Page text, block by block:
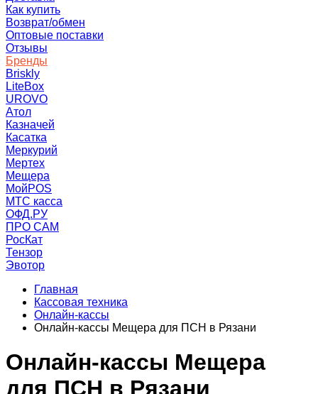
Как купить
Возврат/обмен
Оптовые поставки
Отзывы
Бренды
Briskly
LiteBox
UROVO
Атол
Казначей
Касатка
Меркурий
Мертех
Мещера
МойPOS
МТС касса
ОФД.РУ
ПРО САМ
РосКат
Тензор
Эвотор
Главная
Кассовая техника
Онлайн-кассы
Онлайн-кассы Мещера для ПСН в Рязани
Онлайн-кассы Мещера
для ПСН в Рязани